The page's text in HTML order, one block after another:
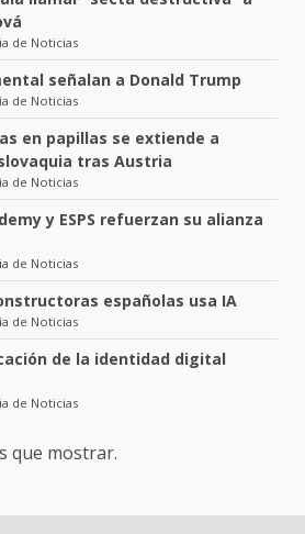
de Noticias
señalan a Donald Trump
de Noticias
en papillas se extiende a
tras Austria
de Noticias
y ESPS refuerzan su alianza
de Noticias
españolas usa IA
de Noticias
de la identidad digital
de Noticias
que mostrar.